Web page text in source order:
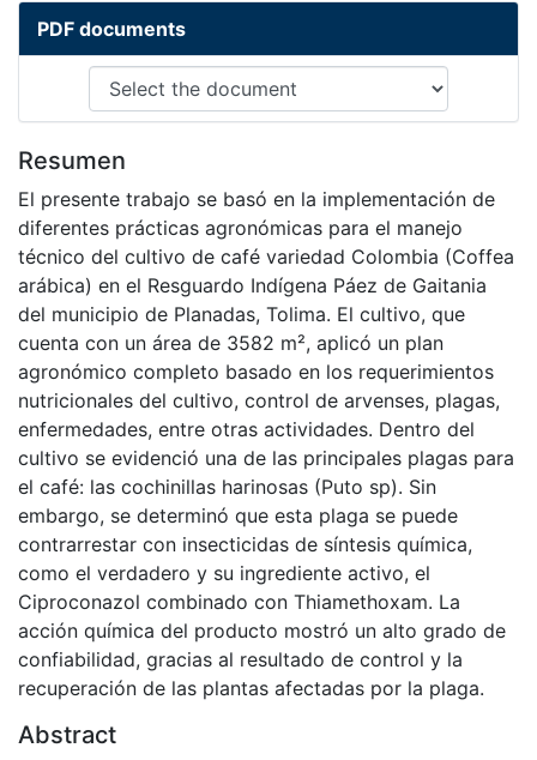
PDF documents
Resumen
El presente trabajo se basó en la implementación de
diferentes prácticas agronómicas para el manejo
técnico del cultivo de café variedad Colombia (Coffea
arábica) en el Resguardo Indígena Páez de Gaitania
del municipio de Planadas, Tolima. El cultivo, que
cuenta con un área de 3582 m², aplicó un plan
agronómico completo basado en los requerimientos
nutricionales del cultivo, control de arvenses, plagas,
enfermedades, entre otras actividades. Dentro del
cultivo se evidenció una de las principales plagas para
el café: las cochinillas harinosas (Puto sp). Sin
embargo, se determinó que esta plaga se puede
contrarrestar con insecticidas de síntesis química,
como el verdadero y su ingrediente activo, el
Ciproconazol combinado con Thiamethoxam. La
acción química del producto mostró un alto grado de
confiabilidad, gracias al resultado de control y la
recuperación de las plantas afectadas por la plaga.
Abstract